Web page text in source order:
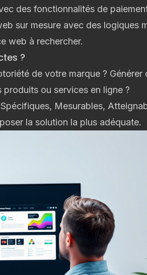
des fonctionnalités de
sur mesure avec des logiques
web à rechercher.
?
de votre marque ? Générer
ou services en ligne ?
Mesurables,
la solution la plus adéquate.